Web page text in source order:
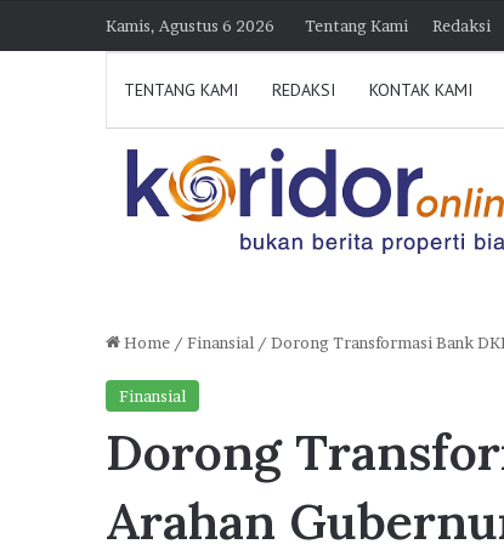
Kamis, Agustus 6 2026 Tentang Kami Redaksi
TENTANG KAMI REDAKSI KONTAK KAMI
Home / Finansial / Dorong Transformasi Bank
Finansial
Dorong
Arahan
Optimistis
Capai
15.000
30 Juli 2026 21:23
Himperra Jateng
Target 15.000